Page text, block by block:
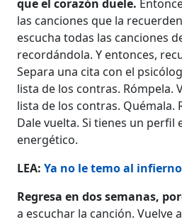
que el corazón duele.
las canciones que la
escucha todas las canciones
recordándola. Y entonces,
Separa una cita con el
lista de los contras. Rómpela.
lista de los contras. Quémala.
Dale vuelta. Si tienes un
energético.
LEA:Ya no le temo al infierno
Regresa en dos semanas,
a escuchar la canción. Vuelve